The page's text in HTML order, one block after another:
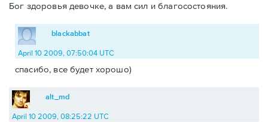
Бог здоровья девочке, а вам сил и благосостояния.
blackabbat
April 10 2009, 07:50:04 UTC
спасибо, все будет хорошо)
alt_md
April 10 2009, 08:25:22 UTC